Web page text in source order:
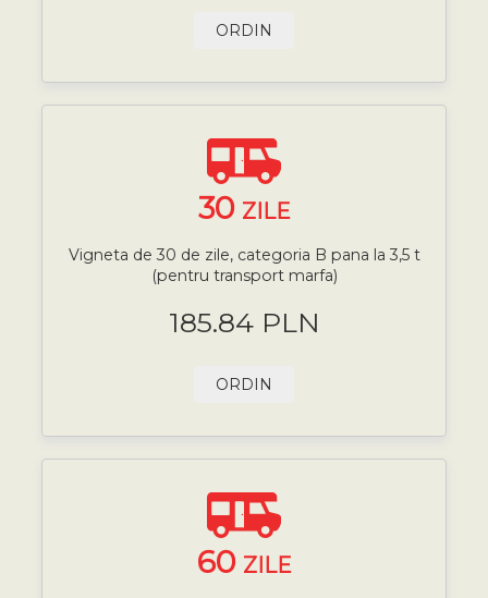
ORDIN
30 ZILE
Vigneta de 30 de zile, categoria B pana la 3,5 t
(pentru transport marfa)
185.84 PLN
ORDIN
60 ZILE